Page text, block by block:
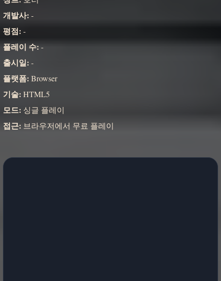
개발사: -
평점: -
플레이 수: -
출시일: -
플랫폼: Browser
기술: HTML5
모드: 싱글 플레이
접근: 브라우저에서 무료 플레이